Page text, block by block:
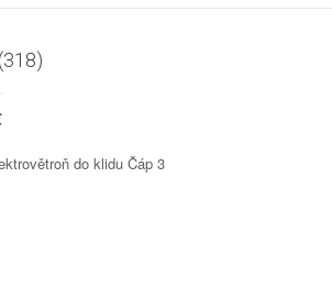
do klidu Čáp 3